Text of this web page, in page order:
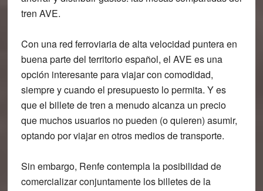
tren AVE.
Con una red ferroviaria de alta velocidad puntera en
buena parte del territorio español, el AVE es una
opción interesante para viajar con comodidad,
siempre y cuando el presupuesto lo permita. Y es
que el billete de tren a menudo alcanza un precio
que muchos usuarios no pueden (o quieren) asumir,
optando por viajar en otros medios de transporte.
Sin embargo, Renfe contempla la posibilidad de
comercializar conjuntamente los billetes de la